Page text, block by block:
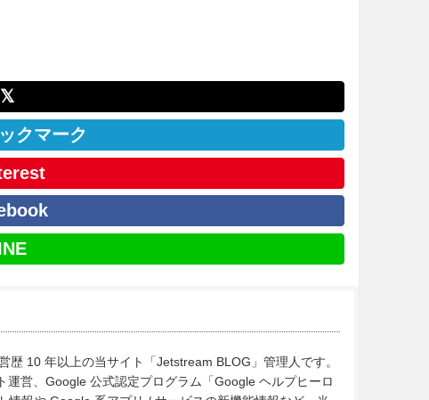
𝕏
クマーク
歴 10 年以上の当サイト「Jetstream BLOG」管理人です。
運営、Google 公式認定プログラム「Google ヘルプヒーロ